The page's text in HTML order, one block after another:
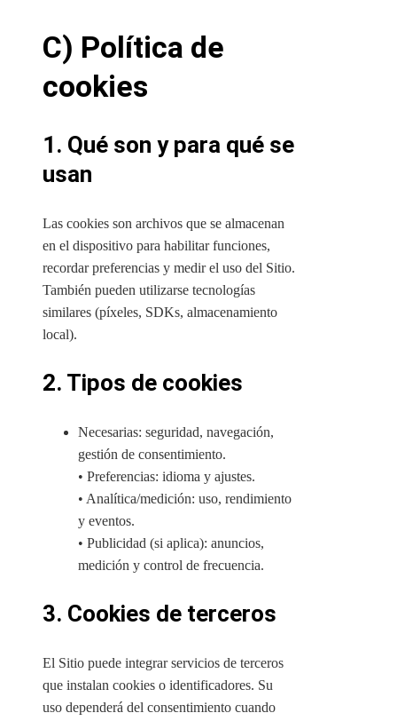
C) Política de
cookies
1. Qué son y para qué se
usan
Las cookies son archivos que se almacenan
en el dispositivo para habilitar funciones,
recordar preferencias y medir el uso del Sitio.
También pueden utilizarse tecnologías
similares (píxeles, SDKs, almacenamiento
local).
2. Tipos de cookies
Necesarias: seguridad, navegación,
gestión de consentimiento.
• Preferencias: idioma y ajustes.
• Analítica/medición: uso, rendimiento
y eventos.
• Publicidad (si aplica): anuncios,
medición y control de frecuencia.
3. Cookies de terceros
El Sitio puede integrar servicios de terceros
que instalan cookies o identificadores. Su
uso dependerá del consentimiento cuando